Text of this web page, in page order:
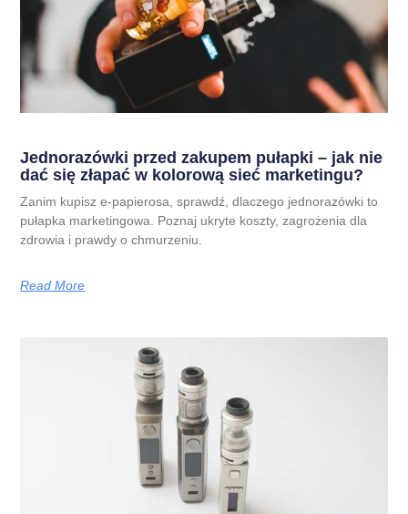
Jednorazówki przed zakupem pułapki – jak nie
dać się złapać w kolorową sieć marketingu?
Zanim kupisz e-papierosa, sprawdź, dlaczego jednorazówki to
pułapka marketingowa. Poznaj ukryte koszty, zagrożenia dla
zdrowia i prawdy o chmurzeniu.
Read More